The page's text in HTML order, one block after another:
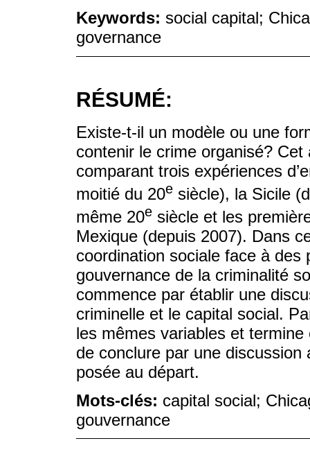
Keywords: social capital;
governance
RÉSUMÉ:
Existe-t-il un modèle ou une
contenir le crime organisé?
comparant trois expériences
moitié du 20e siècle), la Sicile
même 20e siècle et les
Mexique (depuis 2007). Dans
coordination sociale face à
gouvernance de la criminalité
commence par établir une
criminelle et le capital social.
les mêmes variables et
de conclure par une
posée au départ.
Mots-clés: capital social;
gouvernance